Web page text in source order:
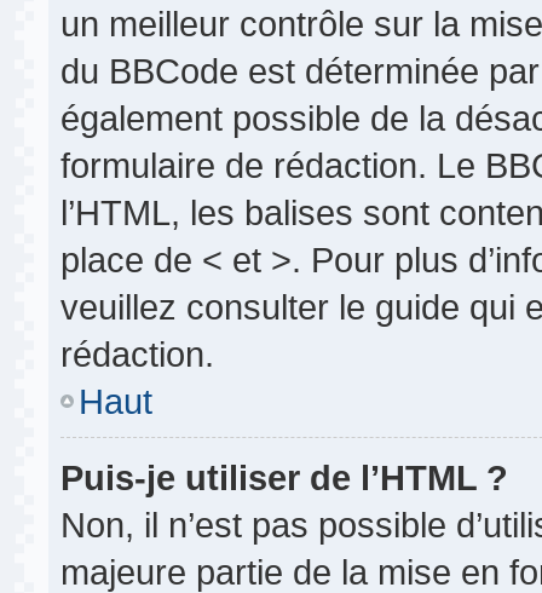
un meilleur contrôle sur la
du BBCode est déterminée
également possible de la
formulaire de rédaction. Le
l’HTML, les balises sont
place de < et >. Pour plus
veuillez consulter le guide qui
rédaction.
Haut
Puis-je utiliser de l’HTML ?
Non, il n’est pas possible
majeure partie de la mise en